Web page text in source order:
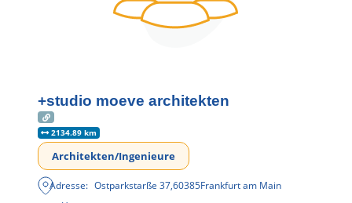
+studio moeve architekten
2134.89 km
Architekten/Ingenieure
Adresse: Ostparkstarße 37,60385Frankfurt am Main